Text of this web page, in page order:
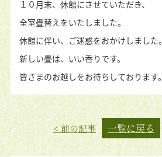
１０月末、休館にさせていただき、
全室畳替えをいたしました。
休館に伴い、ご迷惑をおかけしました。
新しい畳は、いい香りです。
皆さまのお越しをお待ちしております。
< 前の記事 一覧に戻る